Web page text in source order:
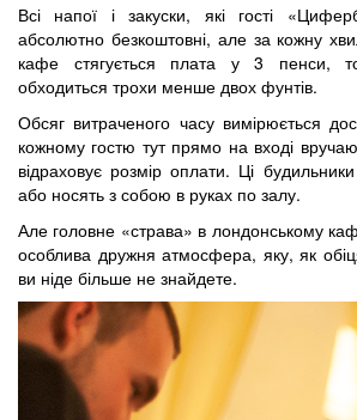
Всі напої і закуски, які гості
абсолютно безкоштовні, але за кожну
кафе стягується плата у 3 пенси,
обходиться трохи менше двох фунтів.
Обсяг витраченого часу вимірюється
кожному гостю тут прямо на вході
відраховує розмір оплати. Ці
або носять з собою в руках по залу.
Але головне «страва» в лондонському
особлива дружня атмосфера, яку, як
ви ніде більше не знайдете.